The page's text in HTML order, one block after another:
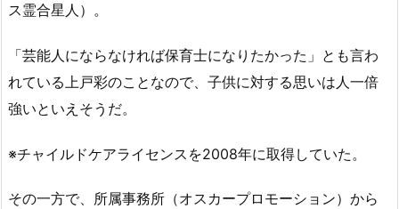
ス霊合星人）。
「芸能人にならなければ保育士になりたかった」とも言わ
れている上戸彩のことなので、子供に対する思いは人一倍
強いといえそうだ。
※チャイルドケアライセンスを2008年に取得していた。
その一方で、所属事務所（オスカープロモーション）から